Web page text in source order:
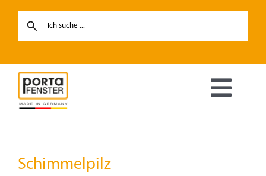
Skip
Haustüren
Schimmelpilz